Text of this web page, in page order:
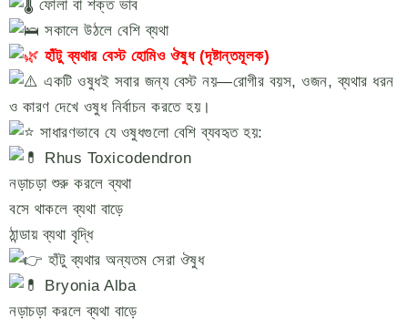
ফোলা বা শক্ত ভাব
সকালে উঠলে বেশি ব্যথা
হাঁটু ব্যথার বেস্ট হোমিও ঔষুধ (দৃষ্টান্তমূলক)
একটি ওষুধই সবার জন্য বেস্ট নয়—রোগীর বয়স, ওজন, ব্যথার ধরন
ও কারণ দেখে ওষুধ নির্বাচন করতে হয়।
সাধারণভাবে যে ওষুধগুলো বেশি ব্যবহৃত হয়:
Rhus Toxicodendron
নড়াচড়া শুরু করলে ব্যথা
বসে থাকলে ব্যথা বাড়ে
ঠান্ডায় ব্যথা বৃদ্ধি
হাঁটু ব্যথার অন্যতম সেরা ঔষুধ
Bryonia Alba
নড়াচড়া করলে ব্যথা বাড়ে